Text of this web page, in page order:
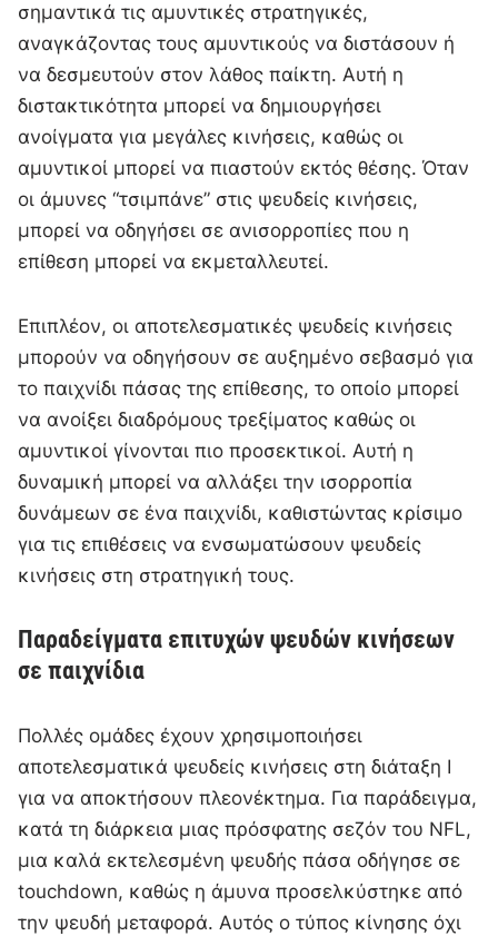
σημαντικά τις αμυντικές στρατηγικές,
αναγκάζοντας τους αμυντικούς να διστάσουν ή
να δεσμευτούν στον λάθος παίκτη. Αυτή η
διστακτικότητα μπορεί να δημιουργήσει
ανοίγματα για μεγάλες κινήσεις, καθώς οι
αμυντικοί μπορεί να πιαστούν εκτός θέσης. Όταν
οι άμυνες “τσιμπάνε” στις ψευδείς κινήσεις,
μπορεί να οδηγήσει σε ανισορροπίες που η
επίθεση μπορεί να εκμεταλλευτεί.
Επιπλέον, οι αποτελεσματικές ψευδείς κινήσεις
μπορούν να οδηγήσουν σε αυξημένο σεβασμό για
το παιχνίδι πάσας της επίθεσης, το οποίο μπορεί
να ανοίξει διαδρόμους τρεξίματος καθώς οι
αμυντικοί γίνονται πιο προσεκτικοί. Αυτή η
δυναμική μπορεί να αλλάξει την ισορροπία
δυνάμεων σε ένα παιχνίδι, καθιστώντας κρίσιμο
για τις επιθέσεις να ενσωματώσουν ψευδείς
κινήσεις στη στρατηγική τους.
Παραδείγματα επιτυχών ψευδών κινήσεων
σε παιχνίδια
Πολλές ομάδες έχουν χρησιμοποιήσει
αποτελεσματικά ψευδείς κινήσεις στη διάταξη I
για να αποκτήσουν πλεονέκτημα. Για παράδειγμα,
κατά τη διάρκεια μιας πρόσφατης σεζόν του NFL,
μια καλά εκτελεσμένη ψευδής πάσα οδήγησε σε
touchdown, καθώς η άμυνα προσελκύστηκε από
την ψευδή μεταφορά. Αυτός ο τύπος κίνησης όχι